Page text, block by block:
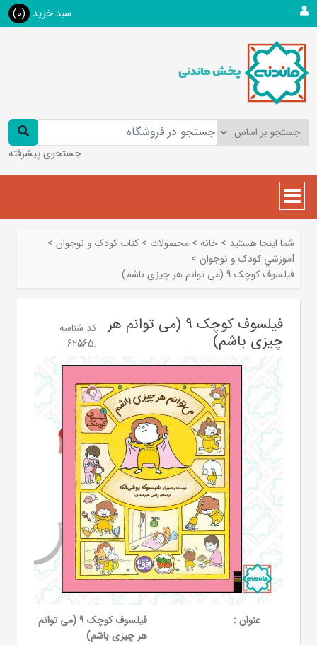
سبد خرید (0)
جستجوی پیشرفته
شما اینجا هستید > خانه > محصولات > کتاب کودک و نوجوان >
آموزشي کودک و نوجوان >
فیلسوف کوچک 9 (می توانم هر چیزی باشم)
فیلسوف کوچک 9 (می توانم هر
چیزی باشم)
کد شناسه
:
62565
عنوان :
فیلسوف کوچک 9 (می توانم
هر چیزی باشم)